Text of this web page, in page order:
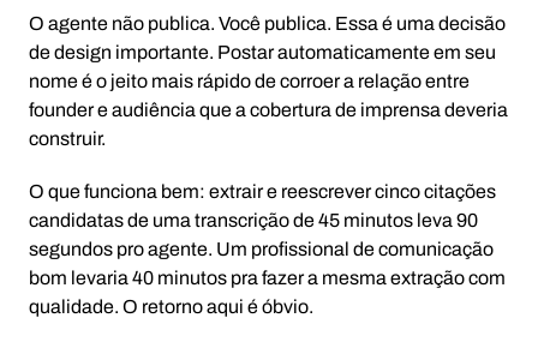
O agente não publica. Você publica. Essa é uma decisão
de design importante. Postar automaticamente em seu
nome é o jeito mais rápido de corroer a relação entre
founder e audiência que a cobertura de imprensa deveria
construir.
O que funciona bem: extrair e reescrever cinco citações
candidatas de uma transcrição de 45 minutos leva 90
segundos pro agente. Um profissional de comunicação
bom levaria 40 minutos pra fazer a mesma extração com
qualidade. O retorno aqui é óbvio.